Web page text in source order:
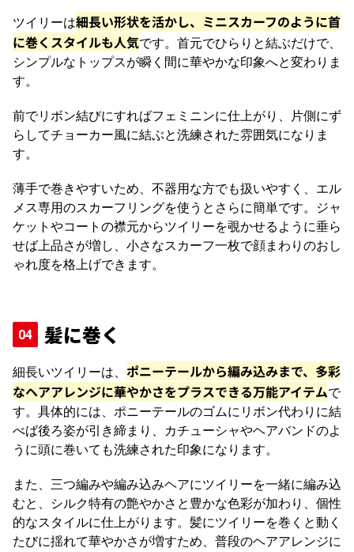
ツイリーは細長い形状を活かし、ミニスカーフのように首
に巻くスタイルも人気です。首元でひらりと結ぶだけで、
シンプルなトップスが瞬く間に華やかな印象へと変わりま
す。
前でリボン結びにすればフェミニンに仕上がり、片側にず
らしてチョーカー風に結ぶと洗練された雰囲気になりま
す。
薄手で巻きやすいため、不器用な方でも扱いやすく、エル
メス専用のスカーフリングを使うとさらに簡単です。ジャ
ケットやコートの襟元からツイリーを覗かせるように垂ら
せば上品さが増し、小さなスカーフ一枚で顔まわりのおし
ゃれ度を格上げできます。
髪に巻く
細長いツイリーは、 ポニーテールから編み込みまで、多彩
なヘアアレンジに華やかさをプラスできる万能アイテムで
す。 具体的には、 ポニーテールのゴムにリボン代わりに結
べば後ろ姿が引き締まり、カチューシャやヘアバンドのよ
うに頭に巻いても洗練された印象になります。
また、三つ編みや編み込みヘアにツイリーを一緒に編み込
むと、シルク特有の艶やかさと豊かな色彩が加わり、個性
的なスタイルに仕上がります。 髪にツイリーを巻くと動く
たびに揺れて華やかさが増すため、普段のヘアアレンジに